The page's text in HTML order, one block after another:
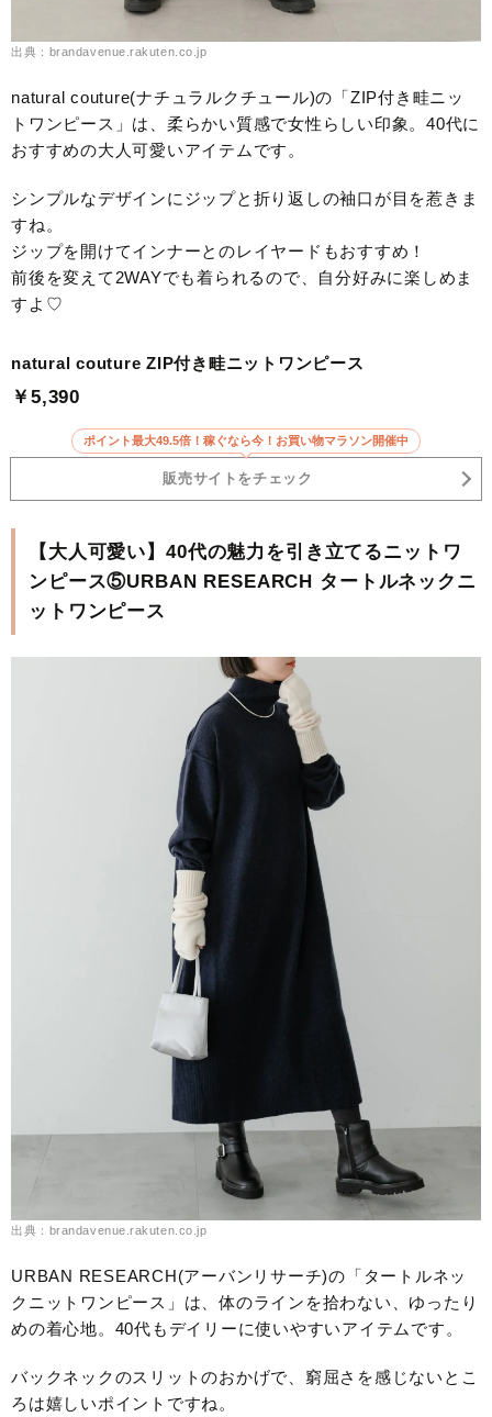
出典：brandavenue.rakuten.co.jp
natural couture(ナチュラルクチュール)の「ZIP付き畦ニッ
トワンピース」は、柔らかい質感で女性らしい印象。40代に
おすすめの大人可愛いアイテムです。
シンプルなデザインにジップと折り返しの袖口が目を惹きま
すね。
ジップを開けてインナーとのレイヤードもおすすめ！
前後を変えて2WAYでも着られるので、自分好みに楽しめま
すよ♡
natural couture ZIP付き畦ニットワンピース
￥5,390
ポイント最大49.5倍！稼ぐなら今！お買い物マラソン開催中
販売サイトをチェック
【大人可愛い】40代の魅力を引き立てるニットワ
ンピース⑤URBAN RESEARCH タートルネックニ
ットワンピース
出典：brandavenue.rakuten.co.jp
URBAN RESEARCH(アーバンリサーチ)の「タートルネッ
クニットワンピース」は、体のラインを拾わない、ゆったり
めの着心地。40代もデイリーに使いやすいアイテムです。
バックネックのスリットのおかげで、窮屈さを感じないとこ
ろは嬉しいポイントですね。